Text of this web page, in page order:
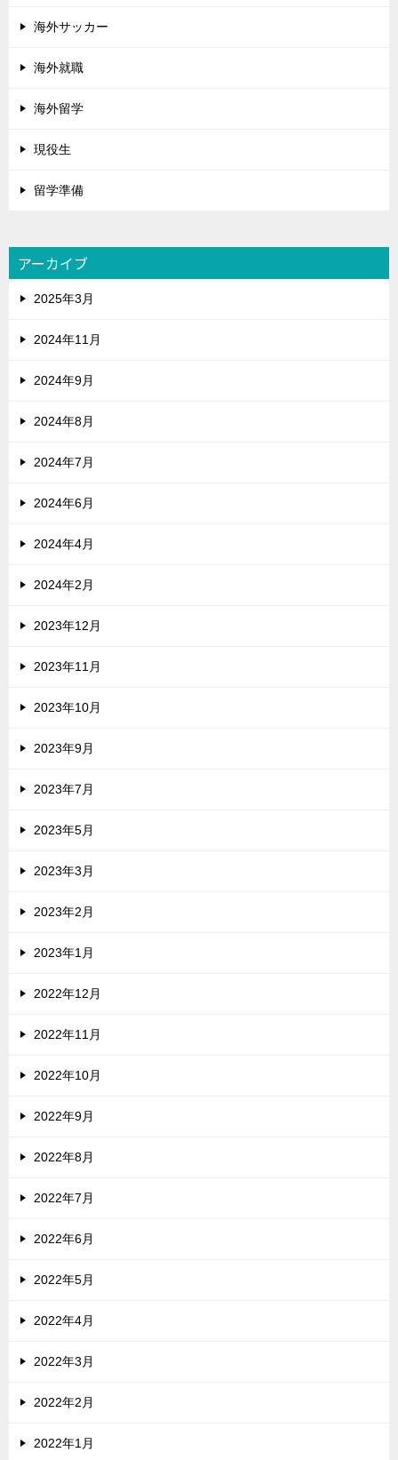
海外サッカー
海外就職
海外留学
現役生
留学準備
アーカイブ
2025年3月
2024年11月
2024年9月
2024年8月
2024年7月
2024年6月
2024年4月
2024年2月
2023年12月
2023年11月
2023年10月
2023年9月
2023年7月
2023年5月
2023年3月
2023年2月
2023年1月
2022年12月
2022年11月
2022年10月
2022年9月
2022年8月
2022年7月
2022年6月
2022年5月
2022年4月
2022年3月
2022年2月
2022年1月